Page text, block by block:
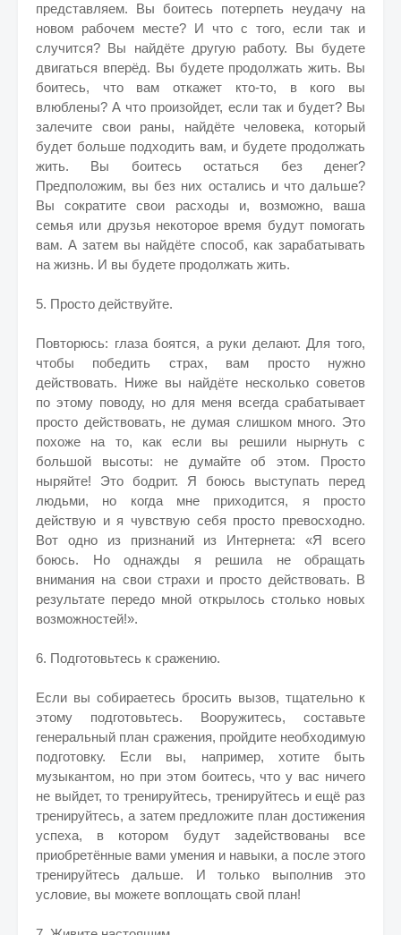
представляем. Вы боитесь потерпеть неудачу на
новом рабочем месте? И что с того, если так и
случится? Вы найдёте другую работу. Вы будете
двигаться вперёд. Вы будете продолжать жить. Вы
боитесь, что вам откажет кто-то, в кого вы
влюблены? А что произойдет, если так и будет? Вы
залечите свои раны, найдёте человека, который
будет больше подходить вам, и будете продолжать
жить. Вы боитесь остаться без денег?
Предположим, вы без них остались и что дальше?
Вы сократите свои расходы и, возможно, ваша
семья или друзья некоторое время будут помогать
вам. А затем вы найдёте способ, как зарабатывать
на жизнь. И вы будете продолжать жить.
5. Просто действуйте.
Повторюсь: глаза боятся, а руки делают. Для того,
чтобы победить страх, вам просто нужно
действовать. Ниже вы найдёте несколько советов
по этому поводу, но для меня всегда срабатывает
просто действовать, не думая слишком много. Это
похоже на то, как если вы решили нырнуть с
большой высоты: не думайте об этом. Просто
ныряйте! Это бодрит. Я боюсь выступать перед
людьми, но когда мне приходится, я просто
действую и я чувствую себя просто превосходно.
Вот одно из признаний из Интернета: «Я всего
боюсь. Но однажды я решила не обращать
внимания на свои страхи и просто действовать. В
результате передо мной открылось столько новых
возможностей!».
6. Подготовьтесь к сражению.
Если вы собираетесь бросить вызов, тщательно к
этому подготовьтесь. Вооружитесь, составьте
генеральный план сражения, пройдите необходимую
подготовку. Если вы, например, хотите быть
музыкантом, но при этом боитесь, что у вас ничего
не выйдет, то тренируйтесь, тренируйтесь и ещё раз
тренируйтесь, а затем предложите план достижения
успеха, в котором будут задействованы все
приобретённые вами умения и навыки, а после этого
тренируйтесь дальше. И только выполнив это
условие, вы можете воплощать свой план!